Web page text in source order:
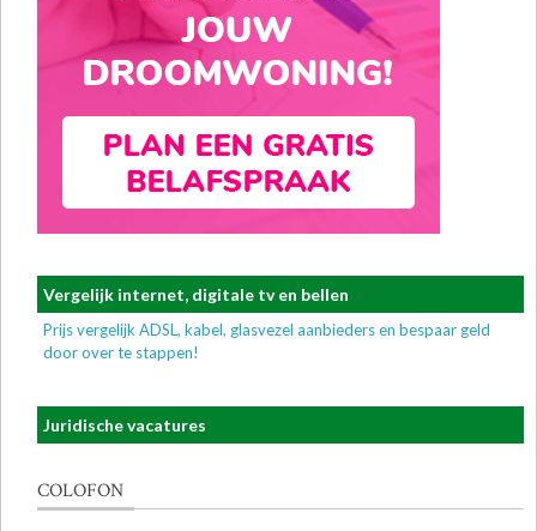
Vergelijk internet, digitale tv en bellen
Prijs vergelijk ADSL, kabel, glasvezel aanbieders en bespaar geld
door over te stappen!
Juridische vacatures
COLOFON